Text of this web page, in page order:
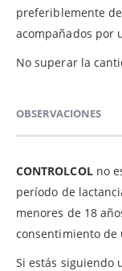
preferiblemente
acompañados por
No superar la
OBSERVACIONES
CONTROLCOL no
período de
menores de 18
consentimiento de
Si estás siguiendo